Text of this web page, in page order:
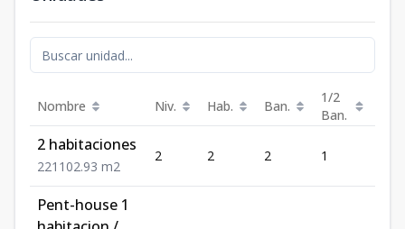
Nombre Niv. Hab. Ban.
1/2
Ban.
2 habitaciones
221 102.93 m2
2 2 2 1
Pent-house 1